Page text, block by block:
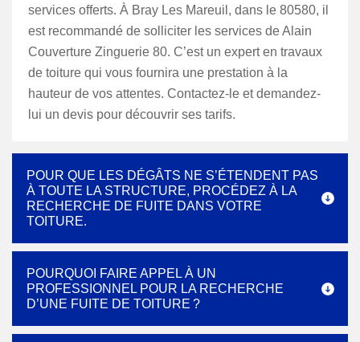
services offerts. À Bray Les Mareuil, dans le 80580, il
est recommandé de solliciter les services de Alain
Couverture Zinguerie 80. C’est un expert en travaux
de toiture qui vous fournira une prestation à la
hauteur de vos attentes. Contactez-le et demandez-
lui un devis pour découvrir ses tarifs.
POUR QUE LES DÉGÂTS NE S’ÉTENDENT PAS
À TOUTE LA STRUCTURE, PROCÉDEZ À LA
RECHERCHE DE FUITE DANS VOTRE
TOITURE.
POURQUOI FAIRE APPEL À UN
PROFESSIONNEL POUR LA RECHERCHE
D’UNE FUITE DE TOITURE ?